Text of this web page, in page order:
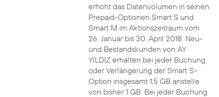
erhöht das Datenvolumen in seinen
Prepaid-Optionen Smart S und
Smart M im Aktionszeitraum vom
26. Januar bis 30. April 2018. Neu-
und Bestandskunden von AY
YILDIZ erhalten bei jeder Buchung
oder Verlängerung der Smart S-
Option insgesamt 1,5 GB anstelle
von bisher 1 GB. Bei jeder Buchung